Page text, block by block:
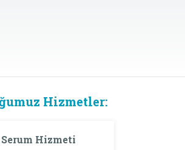
Hizmetler:
Serum Hizmeti